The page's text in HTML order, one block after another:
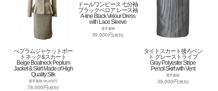
ぺプラムジャケットボー
トネック&スカート
Beige Boatneck Peplum
Jacket & Skirt Made of High
Quality Silk
通常価格 98,000円
78,000円(税別)
ドールワンピース 七分袖
ブラックベロア レース袖
A-line Black Velour Dress
with Lace Sleeve
通常価格
39,000円(税別)
タイトスカート後ろベン
ト グレーストライプ
Gray Polyester Stripe
Pencil Skirt with Vent
通常価格
39,000円(税別)